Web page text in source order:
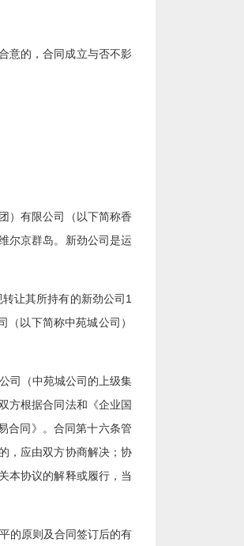
意的，合同成立与否不影
）有限公司（以下简称香
尔京群岛。新劲公司是运
让其所持有的新劲公司1
以下简称中苑城公司）
司（中苑城公司的上级集
方根据合同法和《企业国
合同》。合同第十六条管
，应由双方协商解决；协
本协议的解释或履行，当
的原则及合同签订后的有